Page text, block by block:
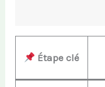
Étape clé